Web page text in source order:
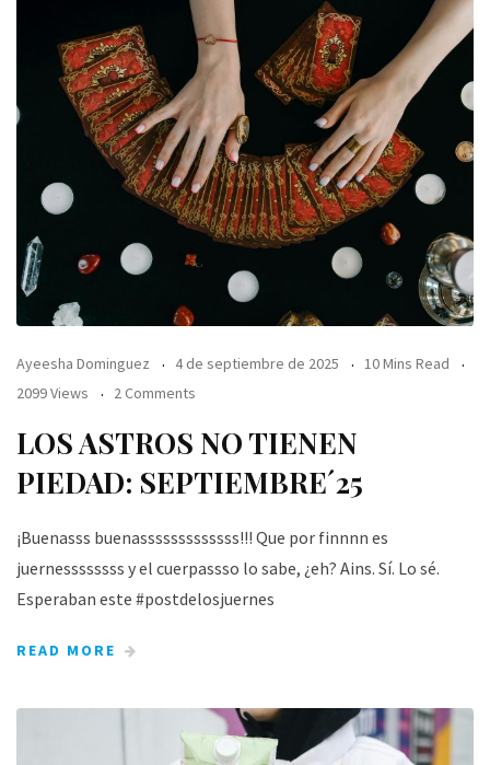
Ayeesha Dominguez 4 de septiembre de 2025
10 Mins Read
2099 Views
2 Comments
LOS ASTROS NO TIENEN
PIEDAD: SEPTIEMBRE´25
¡Buenasss buenasssssssssssss!!! Que por finnnn es
juernessssssss y el cuerpassso lo sabe, ¿eh? Ains. Sí. Lo sé.
Esperaban este #postdelosjuernes
READ MORE